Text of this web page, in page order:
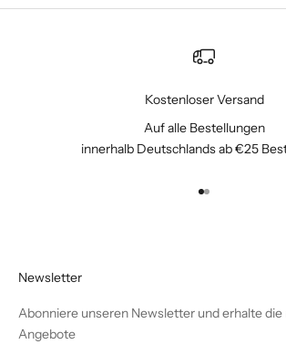
Kostenloser Versand
Auf alle Bestellungen
innerhalb Deutschlands ab €25
Gehe zu
Gehe zu
Newsletter
Abonniere unseren Newsletter und erhalte
Angebote